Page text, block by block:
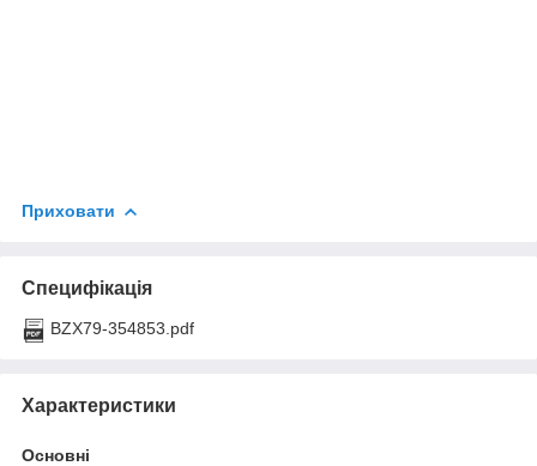
Приховати
Специфікація
BZX79-354853.pdf
Характеристики
Основні